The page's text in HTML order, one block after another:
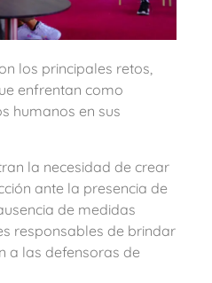
los principales retos,
enfrentan como
humanos en sus
la necesidad de crear
ante la presencia de
de medidas
responsables de brindar
a las defensoras de